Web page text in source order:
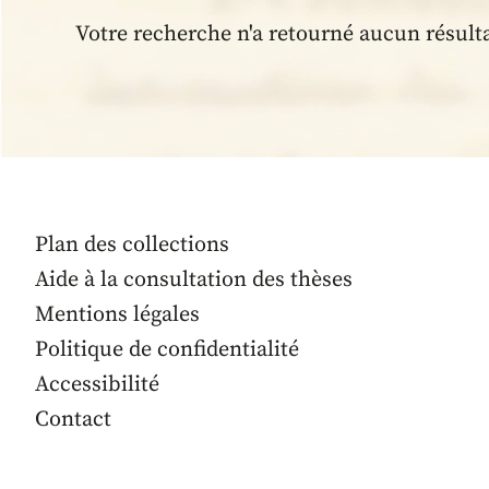
Votre recherche n'a retourné aucun
Plan des collections
Aide à la consultation des thèses
Mentions légales
Politique de confidentialité
Accessibilité
Contact